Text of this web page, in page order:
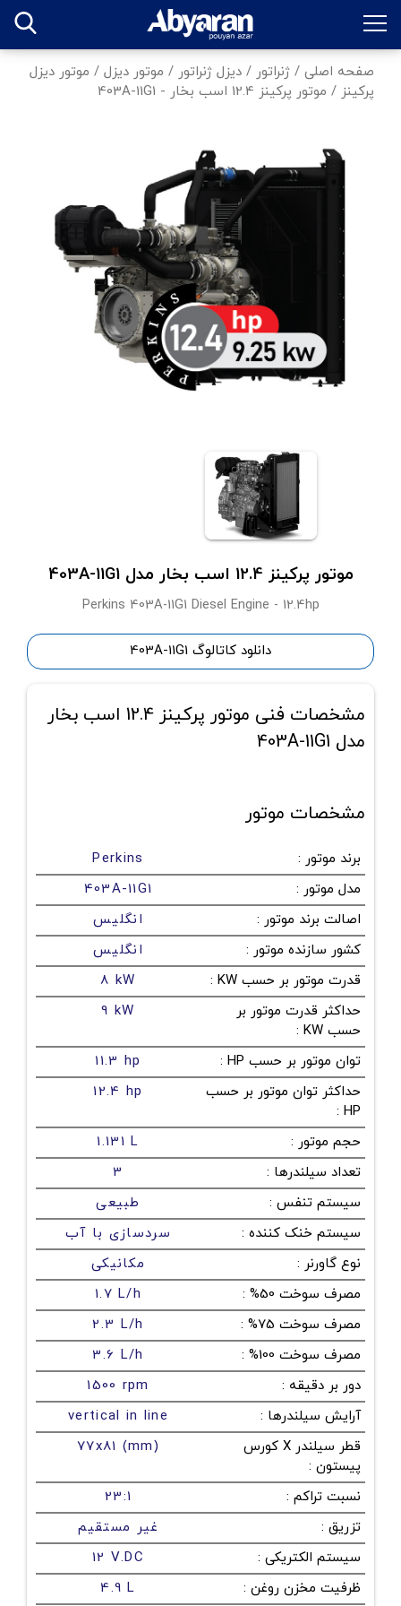
صفحه اصلی / ژنراتور / دیزل ژنراتور / موتور دیزل / موتور دیزل
پرکینز / موتور پرکینز 12.4 اسب بخار - 403A-11G1
موتور پرکینز 12.4 اسب بخار مدل 403A-11G1
Perkins 403A-11G1 Diesel Engine - 12.4hp
دانلود کاتالوگ 403A-11G1
مشخصات فنی موتور پرکینز 12.4 اسب بخار
مدل 403A-11G1
مشخصات موتور
برند موتور :
Perkins
مدل موتور :
403A-11G1
اصالت برند موتور :
انگلیس
کشور سازنده موتور :
انگلیس
قدرت موتور بر حسب KW
:
8 kW
حداکثر قدرت موتور بر
حسب KW
:
9 kW
توان موتور بر حسب HP :
11.3 hp
حداکثر توان موتور بر حسب
HP
:
12.4 hp
حجم موتور :
1.131 L
تعداد سیلندرها :
3
سیستم تنفس :
طبیعی
سیستم خنک کننده :
سردسازی با آب
نوع گاورنر :
مکانیکی
مصرف سوخت 50%
:
1.7 L/h
مصرف سوخت 75%
:
2.3 L/h
مصرف سوخت 100%
:
3.6 L/h
دور بر دقیقه :
1500 rpm
آرایش سیلندرها :
vertical in line
قطر سیلندر X کورس
پیستون :
77x81 (mm)
نسبت تراکم :
23:1
تزریق :
غیر مستقیم
سیستم الکتریکی :
12 V.DC
ظرفیت مخزن روغن :
4.9 L